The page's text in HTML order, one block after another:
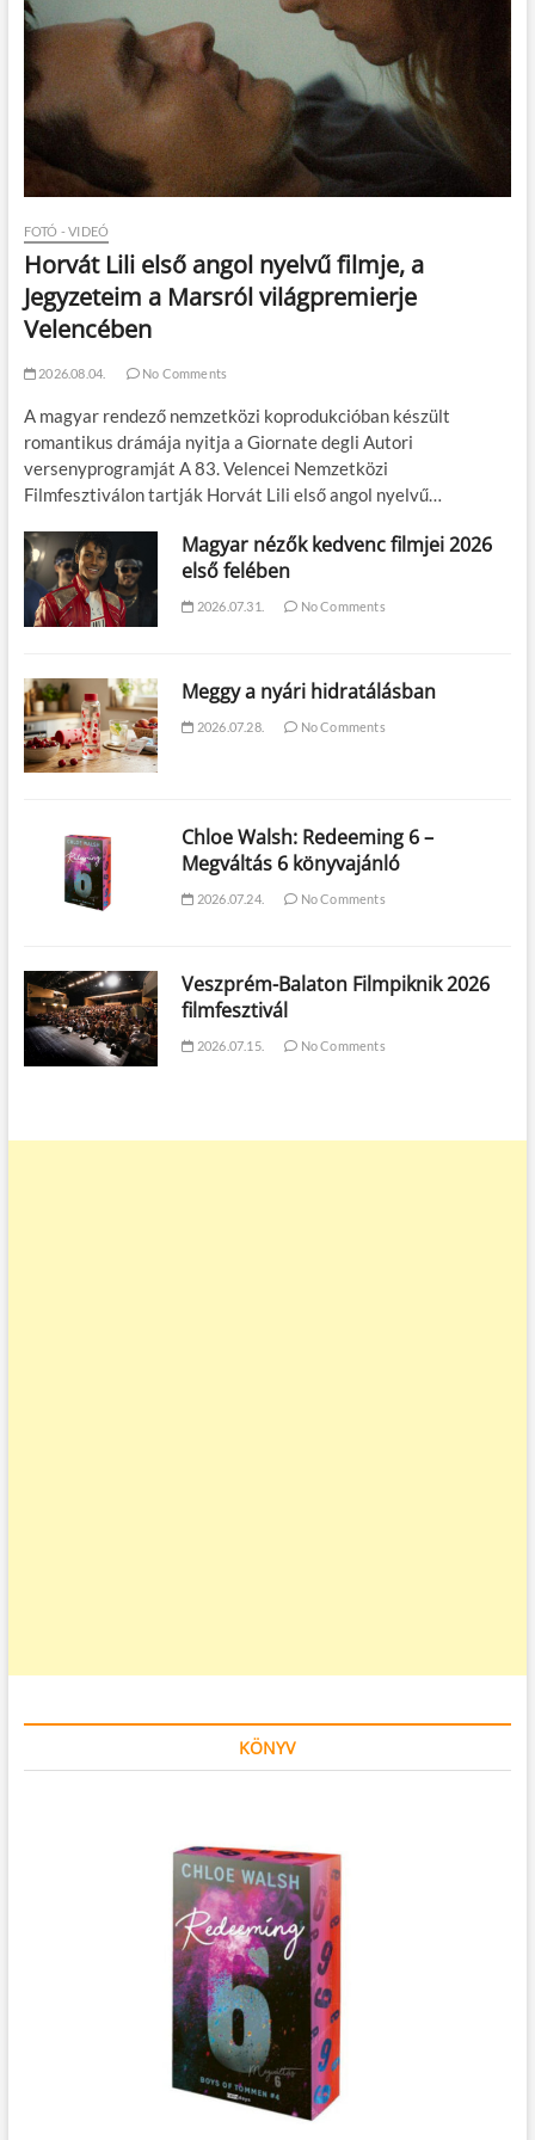
FOTÓ - VIDEÓ
Horvát Lili első angol nyelvű filmje, a
Jegyzeteim a Marsról világpremierje
Velencében
2026.08.04. No Comments
A magyar rendező nemzetközi koprodukcióban készült
romantikus drámája nyitja a Giornate degli Autori
versenyprogramját A 83. Velencei Nemzetközi
Filmfesztiválon tartják Horvát Lili első angol nyelvű…
Magyar nézők kedvenc filmjei 2026
első felében
2026.07.31. No Comments
Meggy a nyári hidratálásban
2026.07.28. No Comments
Chloe Walsh: Redeeming 6 –
Megváltás 6 könyvajánló
2026.07.24. No Comments
Veszprém-Balaton Filmpiknik 2026
filmfesztivál
2026.07.15. No Comments
KÖNYV